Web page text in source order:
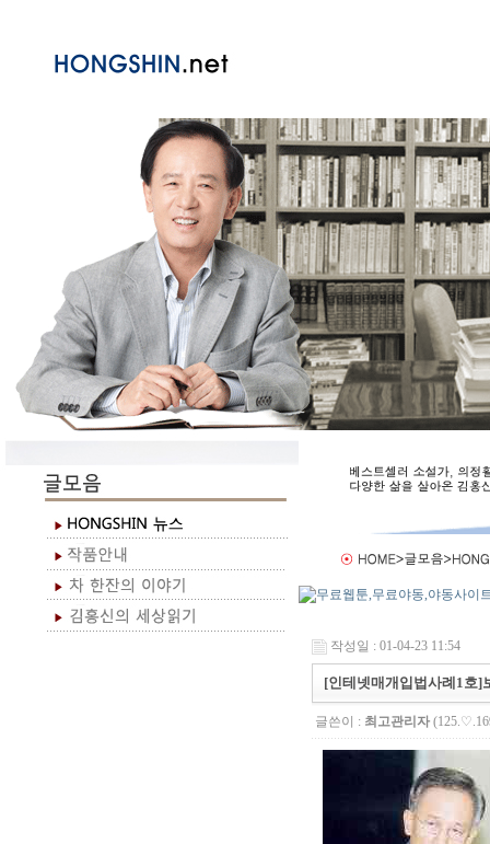
작성일 : 01-04-23 11:54
[인테넷매개입법사례1호]
글쓴이 : 최고관리자